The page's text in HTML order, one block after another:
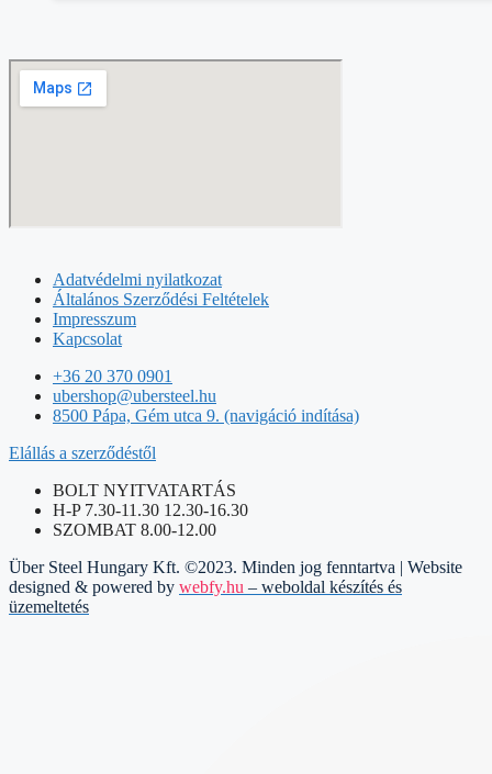
Adatvédelmi nyilatkozat
Általános Szerződési Feltételek
Impresszum
Kapcsolat
+36 20 370 0901
ubershop@ubersteel.hu
8500 Pápa, Gém utca 9. (navigáció indítása)
Elállás a szerződéstől
BOLT NYITVATARTÁS
H-P 7.30-11.30 12.30-16.30
SZOMBAT 8.00-12.00
Über Steel Hungary Kft. ©2023. Minden jog fenntartva | Website
designed & powered by webfy.hu – weboldal készítés és
üzemeltetés